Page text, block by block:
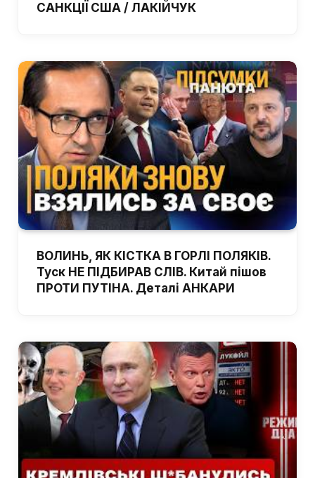
САНКЦІЇ США / ЛАКІЙЧУК
ВОЛИНЬ, ЯК КІСТКА В ГОРЛІ ПОЛЯКІВ.
Туск НЕ ПІДБИРАВ СЛІВ. Китай пішов
ПРОТИ ПУТІНА. Деталі АНКАРИ